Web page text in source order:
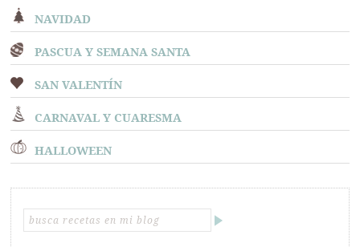
NAVIDAD
PASCUA Y SEMANA SANTA
SAN VALENTÍN
CARNAVAL Y CUARESMA
HALLOWEEN